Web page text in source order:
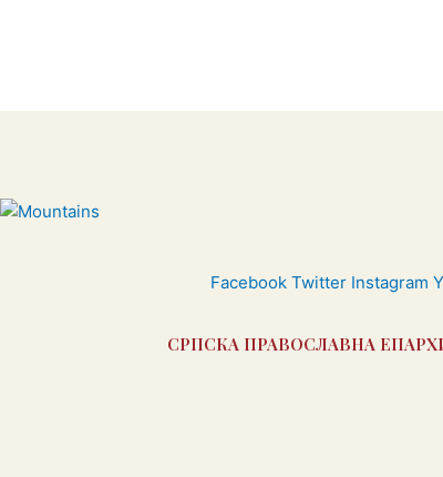
Facebook Twitter Instagram
СРПСКА ПРАВОСЛАВНА